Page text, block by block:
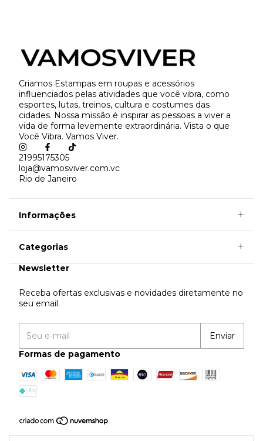
Criamos Estampas em roupas e acessórios
influenciados pelas atividades que você vibra, como
esportes, lutas, treinos, cultura e costumes das
cidades. Nossa missão é inspirar as pessoas a viver a
vida de forma levemente extraordinária. Vista o que
Você Vibra. Vamos Viver.
21995175305
loja@vamosviver.com.vc
Rio de Janeiro
Informações
Categorias
Newsletter
Receba ofertas exclusivas e novidades diretamente no
seu email.
Formas de pagamento